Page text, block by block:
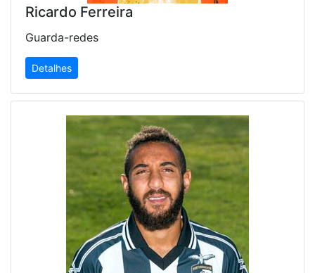
Ricardo Ferreira
Guarda-redes
Detalhes